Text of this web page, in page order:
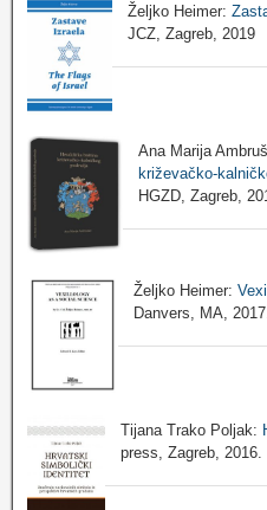
Željko Heimer:
JCZ, Zagreb, 2019
Ana Marija
križevačko-
HGZD, Zagreb,
Željko Heimer:
Danvers, MA, 2017.
Tijana Trako Poljak:
press, Zagreb, 2016.